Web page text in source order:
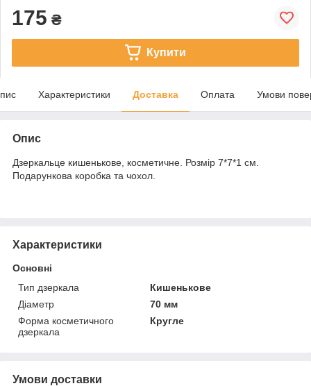
175 ₴
Купити
Характеристики Доставка Оплата Умови
Опис
Дзеркальце кишенькове, косметичне. Розмір 7*7*1 см.
Подарункова коробка та чохол.
Характеристики
Основні
Тип дзеркала
Кишенькове
Діаметр
70 мм
Форма косметичного
дзеркала
Кругле
Умови доставки